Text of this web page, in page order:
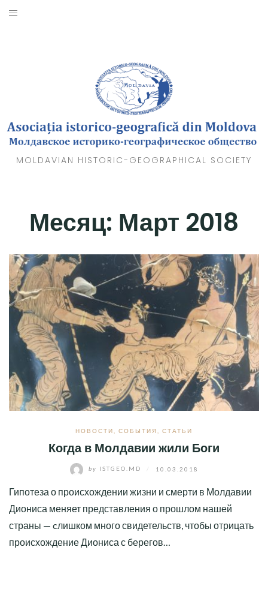
Skip
MOLDAVIAN HISTORIC-GEOGRAPHICAL SOCIETY
Месяц: Март 2018
НОВОСТИ СОБЫТИЯ СТАТЬИ
Когда в Молдавии жили Боги
by ISTGEO.MD 10.03.2018
Гипотеза о происхождении жизни и смерти в Молдавии
Диониса меняет представления о прошлом нашей
страны — cлишком много свидетельств, чтобы отрицать
происхождение Диониса с берегов…
ВИДЕО